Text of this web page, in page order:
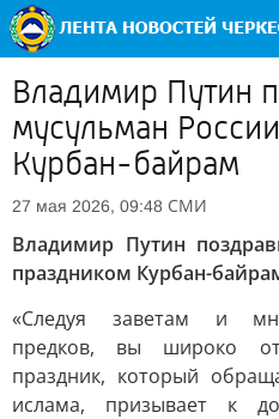
Владимир Путин
мусульман
Курбан-байрам
27 мая 2026, 09:48 СМИ
Владимир Путин
праздником Курбан-
«Следуя заветам и
предков, вы широко
праздник, который
ислама, призывает к